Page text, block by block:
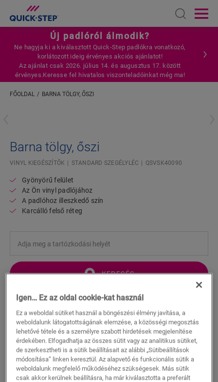
Open
Új padlóról álmodik?
Ne hagyja ki a kiválasztott Quick-Step padlókra vonatkozó,
korlátozott ideig érvényes akciós ajánlatot!
Az ajánlat csak 2026. július 14. és augusztus 17. között
érvényes.Keresse fel hivatalos viszonteladóinkat még ma!
FŐOLDAL BARNA TÖLGY, ŐSZI
Barna tölgy, őszi
VINYL KIEGÉSZÍTŐK STANDARD SZEGÉLYLÉC QSVSK40090
Gyönyörű felület
Az Ön vinyl padlójához
A padlóhoz illeszkedő szín
Karcálló felső réteg
KERESÉS
Termékjellemzők
Ez az egyenes szegélyléc tökéletesen illik a padló színéhez. A
szegélyléc könnyen beépíthető a One4All ragasztóval.
Vízhatlan felület kialakítása érdekében javasoljuk, hogy
kombinálja habszalaggal, valamint a Hydrokit és a Hydrostrip
termékeinkkel. A szegély fehér, festhető kivitelben is elérhető
(QSSKPAINT).
Igen… Ez az oldal cookie-kat használ
Ez a weboldal sütiket használ a böngészési élmény javítása, a
weboldalunk látogatottságának elemzése, a közösségi megosztás
lehetővé tétele és a személyre szabott hirdetések megjelenítése
érdekében. Elfogadhatja az összes sütit vagy az analitikus sütiket,
de szerkesztheti is a sütik beállításait az alábbi „Sütibeállítások
módosítása” linken keresztül. Az alapvető és funkcionális sütik a
weboldalunk megfelelő működéséhez szükségesek. Más sütik
csak akkor kerülnek beállításra, ha már kiválasztotta a preferált